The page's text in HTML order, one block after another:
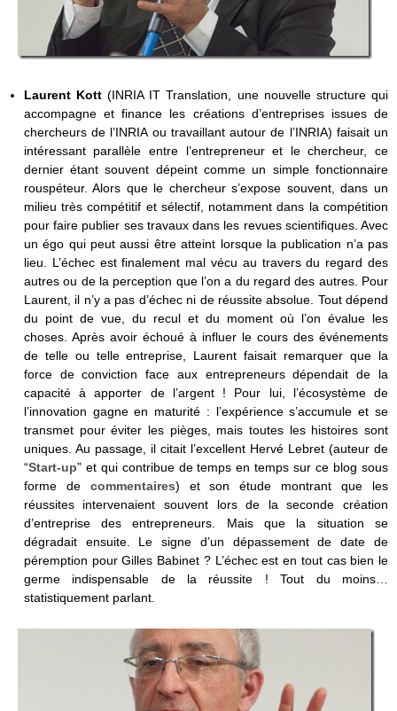
Laurent Kott(INRIA IT Translation, une nouvelle structure qui
accompagne et finance les créations d’entreprises issues de
chercheurs de l’INRIA ou travaillant autour de l’INRIA) faisait un
intéressant parallèle entre l’entrepreneur et le chercheur, ce
dernier étant souvent dépeint comme un simple fonctionnaire
rouspéteur. Alors que le chercheur s’expose souvent, dans un
milieu très compétitif et sélectif, notamment dans la compétition
pour faire publier ses travaux dans les revues scientifiques. Avec
un égo qui peut aussi être atteint lorsque la publication n’a pas
lieu. L’échec est finalement mal vécu au travers du regard des
autres ou de la perception que l’on a du regard des autres. Pour
Laurent, il n’y a pas d’échec ni de réussite absolue. Tout dépend
du point de vue, du recul et du moment où l’on évalue les
choses. Après avoir échoué à influer le cours des événements
de telle ou telle entreprise, Laurent faisait remarquer que la
force de conviction face aux entrepreneurs dépendait de la
capacité à apporter de l’argent ! Pour lui, l’écosystème de
l’innovation gagne en maturité : l’expérience s’accumule et se
transmet pour éviter les pièges, mais toutes les histoires sont
uniques. Au passage, il citait l’excellent Hervé Lebret (auteur de
“Start-up” et qui contribue de temps en temps sur ce blog sous
forme de commentaires) et son étude montrant que les
réussites intervenaient souvent lors de la seconde création
d’entreprise des entrepreneurs. Mais que la situation se
dégradait ensuite. Le signe d’un dépassement de date de
péremption pour Gilles Babinet ? L’échec est en tout cas bien le
germe indispensable de la réussite ! Tout du moins…
statistiquement parlant.